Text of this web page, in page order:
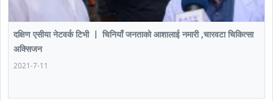
दक्षिण एसीया नेटवर्क टिभी 丨 चिनियाँ जनताको आशालाई नमारी ,चारवटा चिकित्सा
अक्सिजन
2021-7-11